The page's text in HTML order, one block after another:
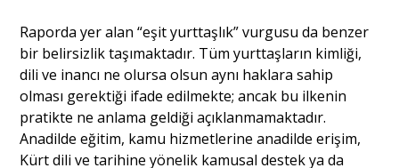
Raporda yer alan “eşit yurttaşlık” vurgusu da benzer
bir belirsizlik taşımaktadır. Tüm yurttaşların kimliği,
dili ve inancı ne olursa olsun aynı haklara sahip
olması gerektiği ifade edilmekte; ancak bu ilkenin
pratikte ne anlama geldiği açıklanmamaktadır.
Anadilde eğitim, kamu hizmetlerine anadilde erişim,
Kürt dili ve tarihine yönelik kamusal destek ya da